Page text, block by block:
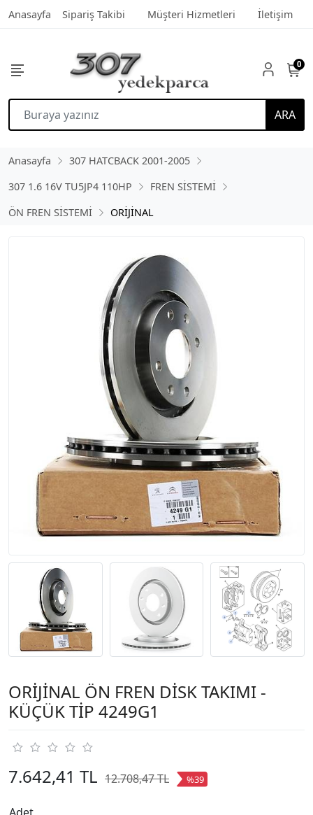
Anasayfa Sipariş Takibi Müşteri Hizmetleri İletişim
ARA
0
Anasayfa
307 HATCBACK 2001-2005
307 1.6 16V TU5JP4 110HP
FREN SİSTEMİ
ÖN FREN SİSTEMİ
ORİJİNAL
ORİJİNAL ÖN FREN DİSK TAKIMI -
KÜÇÜK TİP 4249G1
7.642,41 TL 12.708,47 TL %39
Adet